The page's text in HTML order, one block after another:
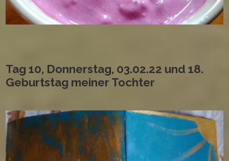
Tag 10, Donnerstag, 03.02.22 und 18.
Geburtstag meiner Tochter